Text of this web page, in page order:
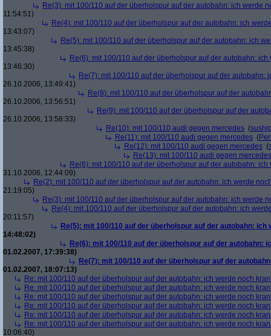
Re(3): mit 100/110 auf der überholspur auf der autobahn: ich werde
11:54:51)
Re(4): mit 100/110 auf der überholspur auf der autobahn: ich
13:43:07)
Re(5): mit 100/110 auf der überholspur auf der autobahn: ich
13:45:38)
Re(6): mit 100/110 auf der überholspur auf der autobahn:
13:46:30)
Re(7): mit 100/110 auf der überholspur auf der autobahn:
26.10.2006, 13:49:41)
Re(8): mit 100/110 auf der überholspur auf der
26.10.2006, 13:56:51)
Re(9): mit 100/110 auf der überholspur auf der
26.10.2006, 13:58:33)
Re(10): mit 100/110 audi gegen mercedes (
Re(11): mit 100/110 audi gegen mercedes (
Re(12): mit 100/110 audi gegen mercedes (
Re(13): mit 100/110 audi gegen mercedes
Re(6): mit 100/110 auf der überholspur auf der autobahn:
31.10.2006, 12:44:09)
Re(2): mit 100/110 auf der überholspur auf der autobahn: ich werde
21:19:05)
Re(3): mit 100/110 auf der überholspur auf der autobahn: ich werde
Re(4): mit 100/110 auf der überholspur auf der autobahn: ich
20:11:57)
Re(5): mit 100/110 auf der überholspur auf der autobahn: ich
14:48:02)
Re(6): mit 100/110 auf der überholspur auf der autobahn:
01.02.2007, 17:39:38)
Re(7): mit 100/110 auf der überholspur auf der
01.02.2007, 18:07:13)
Re: mit 100/110 auf der überholspur auf der autobahn: ich werde noch
Re: mit 100/110 auf der überholspur auf der autobahn: ich werde noch
Re: mit 100/110 auf der überholspur auf der autobahn: ich werde noch
Re: mit 100/110 auf der überholspur auf der autobahn: ich werde noch
Re: mit 100/110 auf der überholspur auf der autobahn: ich werde noch
Re: mit 100/110 auf der überholspur auf der autobahn: ich werde noch
10:06:40)